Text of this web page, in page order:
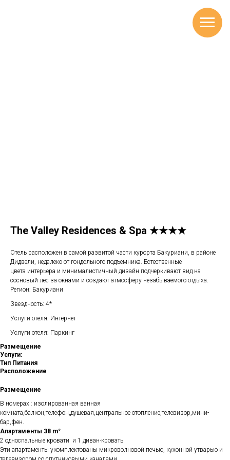
The Valley Residences & Spa ★★★★
Отель расположен в самой развитой части курорта Бакуриани, в районе
Дидвели, недалеко от гондольного подъемника. Естественные
цвета интерьера и минималистичный дизайн подчеркивают вид на
сосновый лес за окнами и создают атмосферу незабываемого отдыха.
Регион: Бакуриани
Звездность: 4*
Услуги отеля: Интернет
Услуги отеля: Паркинг
Размещение
Услуги:
Тип Питания
Расположение
Размещение
В номерах : изолированная ванная
комната,балкон,телефон,душевая,центральное отопление,телевизор,мини-
бар,фен.
Апартаменты 38 m²
2 односпальные кровати и 1 диван-кровать
Эти апартаменты укомплектованы микроволновой печью, кухонной утварью и